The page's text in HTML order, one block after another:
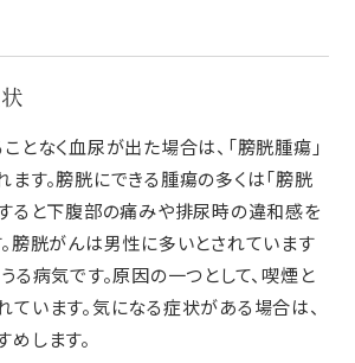
となく血尿が出た場合は、「膀胱腫瘍」
す。膀胱にできる腫瘍の多くは「膀胱
すると下腹部の痛みや排尿時の違和感を
膀胱がんは男性に多いとされています
る病気です。原因の一つとして、喫煙と
います。気になる症状がある場合は、
します。